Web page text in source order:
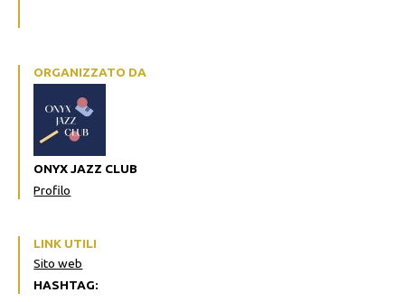
ORGANIZZATO DA
ONYX JAZZ CLUB
Profilo
LINK UTILI
Sito web
HASHTAG: